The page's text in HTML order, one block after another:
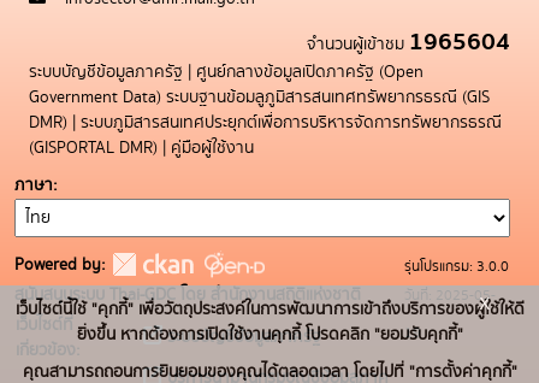
จำนวนผู้เข้าชม 1965604
ระบบบัญชีข้อมูลภาครัฐ | ศูนย์กลางข้อมูลเปิดภาครัฐ (Open
Government Data) ระบบฐานข้อมลูภูมิสารสนเทศทรัพยากรธรณี (GIS
DMR) | ระบบภูมิสารสนเทศประยุกต์เพื่อการบริหารจัดการทรัพยากรธรณี
(GISPORTAL DMR) | คู่มือผู้ใช้งาน
ภาษา
Powered by:
สนับสนุนระบบ Thai-GDC โดย สำนักงานสถิติแห่งชาติ
เว็บไซต์ที่
เกี่ยวข้อง:
ระบบบัญชีข้อมูลภาครัฐ
บริการนามานุกรมบัญชีข้อมูลภาค
รุ่นโปรแกรม: 3.0.0
วันที่: 2025-05-
19
เว็บไซต์นี้ใช้ "คุกกี้" เพื่อวัตถุประสงค์ในการพัฒนาการเข้าถึงบริการของผู้ใช้ให้ดี
ยิ่งขึ้น หากต้องการเปิดใช้งานคุกกี้ โปรดคลิก "ยอมรับคุกกี้"
คุณสามารถถอนการยินยอมของคุณได้ตลอดเวลา โดยไปที่ "การตั้งค่าคุกกี้"
x